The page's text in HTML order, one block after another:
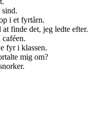
i et fyrtårn.
finde det, jeg ledte efter.
fyr i klassen.
mig om?